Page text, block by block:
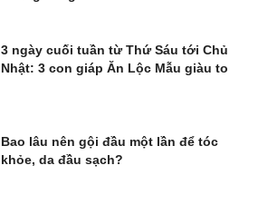
3 ngày cuối tuần từ Thứ Sáu tới Chủ
Nhật: 3 con giáp Ăn Lộc Mẫu giàu to
Bao lâu nên gội đầu một lần để tóc
khỏe, da đầu sạch?